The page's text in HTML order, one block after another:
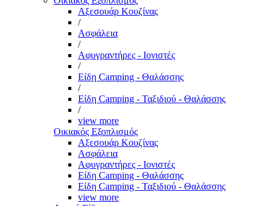
Αξεσουάρ Κουζίνας
/
Ασφάλεια
/
Αφυγραντήρες - Ιονιστές
/
Είδη Camping - Θαλάσσης
/
Είδη Camping - Ταξιδιού - Θαλάσσης
/
view more
Οικιακός Εξοπλισμός
Αξεσουάρ Κουζίνας
Ασφάλεια
Αφυγραντήρες - Ιονιστές
Είδη Camping - Θαλάσσης
Είδη Camping - Ταξιδιού - Θαλάσσης
view more